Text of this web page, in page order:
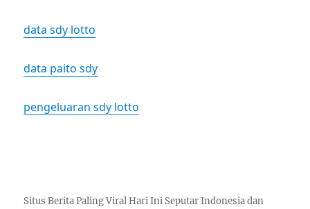
data sdy lotto
data paito sdy
pengeluaran sdy lotto
Situs Berita Paling Viral Hari Ini Seputar Indonesia dan